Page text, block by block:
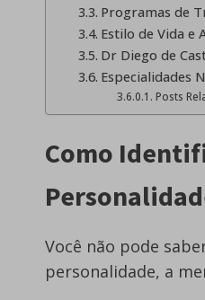
Programas de
Estilo de Vida e
Dr Diego de
Especialidades
Posts
Como
Você não pode
personalidade, a